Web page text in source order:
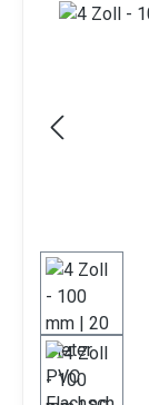
Bildergalerie